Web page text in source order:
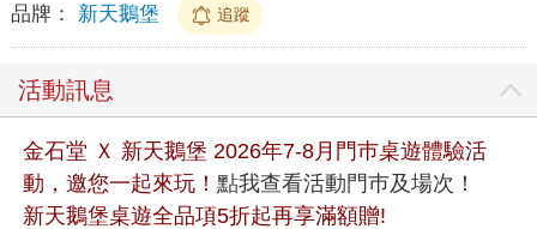
品牌： 新天鵝堡 追蹤
活動訊息
金石堂 Ｘ 新天鵝堡 2026年7-8月門巿桌遊體驗活
動，邀您一起來玩！ 點我查看活動門巿及場次！
新天鵝堡桌遊全品項5折起再享滿額贈!